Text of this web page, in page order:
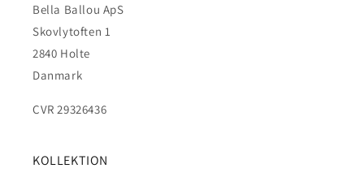
Bella Ballou ApS
Skovlytoften 1
2840 Holte
Danmark
CVR 29326436
KOLLEKTION